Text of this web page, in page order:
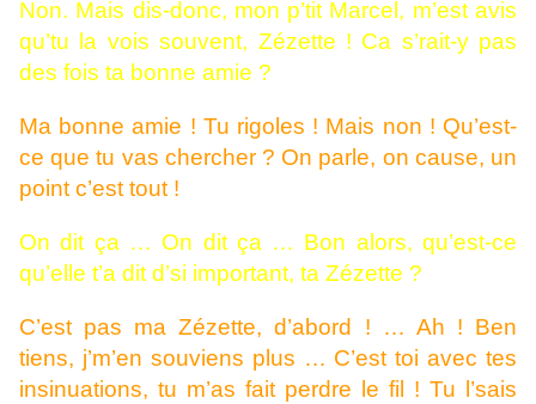
Non. Mais dis-donc, mon p’tit Marcel, m’est avis
qu’tu la vois souvent, Zézette ! Ca s’rait-y pas
des fois ta bonne amie ?
Ma bonne amie ! Tu rigoles ! Mais non ! Qu’est-
ce que tu vas chercher ? On parle, on cause, un
point c’est tout !
On dit ça … On dit ça … Bon alors, qu’est-ce
qu’elle t’a dit d’si important, ta Zézette ?
C’est pas ma Zézette, d’abord ! … Ah ! Ben
tiens, j’m’en souviens plus … C’est toi avec tes
insinuations, tu m’as fait perdre le fil ! Tu l’sais